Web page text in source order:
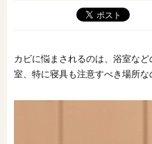
イベント・
建
カビに悩まされるのは、浴室な
室、特に寝具も注意すべき場所な